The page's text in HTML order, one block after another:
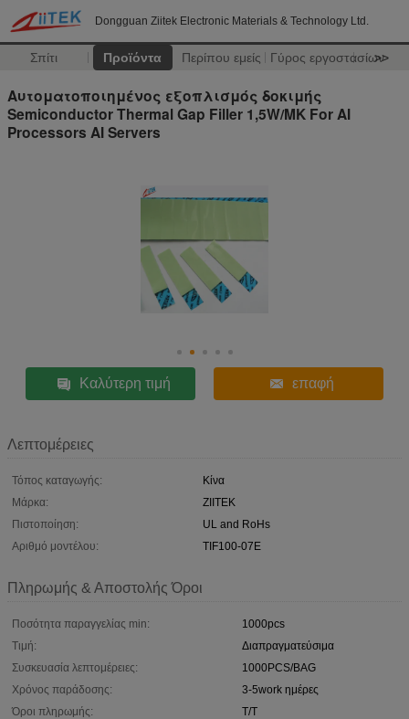
Dongguan Ziitek Electronic Materials & Technology Ltd.
Σπίτι Προϊόντα Περίπου εμείς Γύρος εργοστασίων
>>
Αυτοματοποιημένος εξοπλισμός δοκιμής
Semiconductor Thermal Gap Filler 1,5W/MK For AI
Processors AI Servers
Καλύτερη τιμή επαφή
Λεπτομέρειες
Τόπος καταγωγής:
Κίνα
Μάρκα:
ZIITEK
Πιστοποίηση:
UL and RoHs
Αριθμό μοντέλου:
TIF100-07E
Πληρωμής & Αποστολής Όροι
Ποσότητα παραγγελίας min:
1000pcs
Τιμή:
Διαπραγματεύσιμα
Συσκευασία λεπτομέρειες:
1000PCS/BAG
Χρόνος παράδοσης:
3-5work ημέρες
Όροι πληρωμής:
T/T